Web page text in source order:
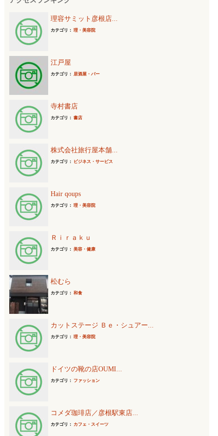
:
理容サミット彦根店...
カテゴリ： 理・美容院
江戸屋
カテゴリ： 居酒屋・バー
寺村書店
カテゴリ： 書店
株式会社旅行屋本舗...
カテゴリ： ビジネス・サービス
Hair qoups
カテゴリ： 理・美容院
Ｒｉｒａｋｕ
カテゴリ： 美容・健康
松むら
カテゴリ： 和食
カットステージ Ｂｅ・シュアー...
カテゴリ： 理・美容院
ドイツの靴の店OUMI...
カテゴリ： ファッション
コメダ珈琲店／彦根駅東店...
カテゴリ： カフェ・スイーツ